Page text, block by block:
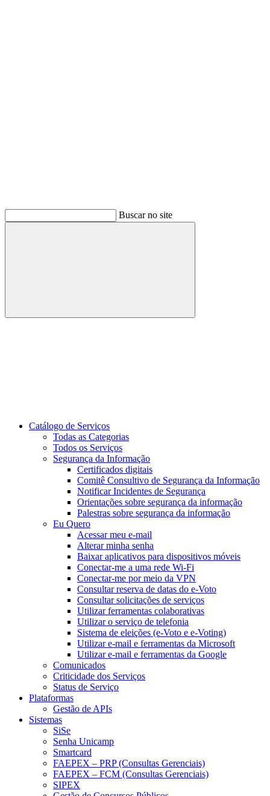
Buscar no site
Buscar
Catálogo de Serviços
Todas as Categorias
Todos os Serviços
Segurança da Informação
Certificados digitais
Comitê Consultivo de Segurança da Informação
Notificar Incidentes de Segurança
Orientações sobre segurança da informação
Palestras sobre segurança da informação
Eu Quero
Acessar meu e-mail
Alterar minha senha
Baixar aplicativos para dispositivos móveis
Conectar-me a uma rede Wi-Fi
Conectar-me por meio da VPN
Consultar reserva de datas do e-Voto
Consultar solicitações de serviços
Utilizar ferramentas colaborativas
Utilizar o serviço de telefonia
Sistema de eleições (e-Voto e e-Voting)
Utilizar e-mail e ferramentas da Microsoft
Utilizar e-mail e ferramentas da Google
Comunicados
Criticidade dos Serviços
Status de Serviço
Plataformas
Gestão de APIs
Sistemas
SiSe
Senha Unicamp
Smartcard
FAEPEX – PRP (Consultas Gerenciais)
FAEPEX – FCM (Consultas Gerenciais)
SIPEX